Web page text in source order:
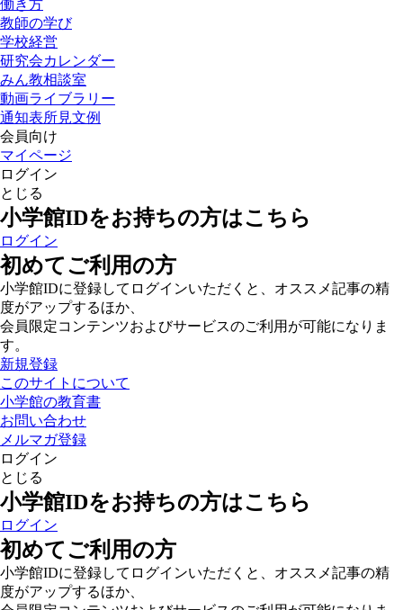
働き方
教師の学び
学校経営
研究会カレンダー
みん教相談室
動画ライブラリー
通知表所見文例
会員向け
マイページ
ログイン
とじる
小学館IDをお持ちの方はこちら
ログイン
初めてご利用の方
小学館IDに登録してログインいただくと、オススメ記事の精
度がアップするほか、
会員限定コンテンツおよびサービスのご利用が可能になりま
す。
新規登録
このサイトについて
小学館の教育書
お問い合わせ
メルマガ登録
ログイン
とじる
小学館IDをお持ちの方はこちら
ログイン
初めてご利用の方
小学館IDに登録してログインいただくと、オススメ記事の精
度がアップするほか、